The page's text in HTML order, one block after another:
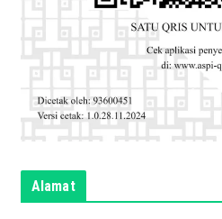
Alamat